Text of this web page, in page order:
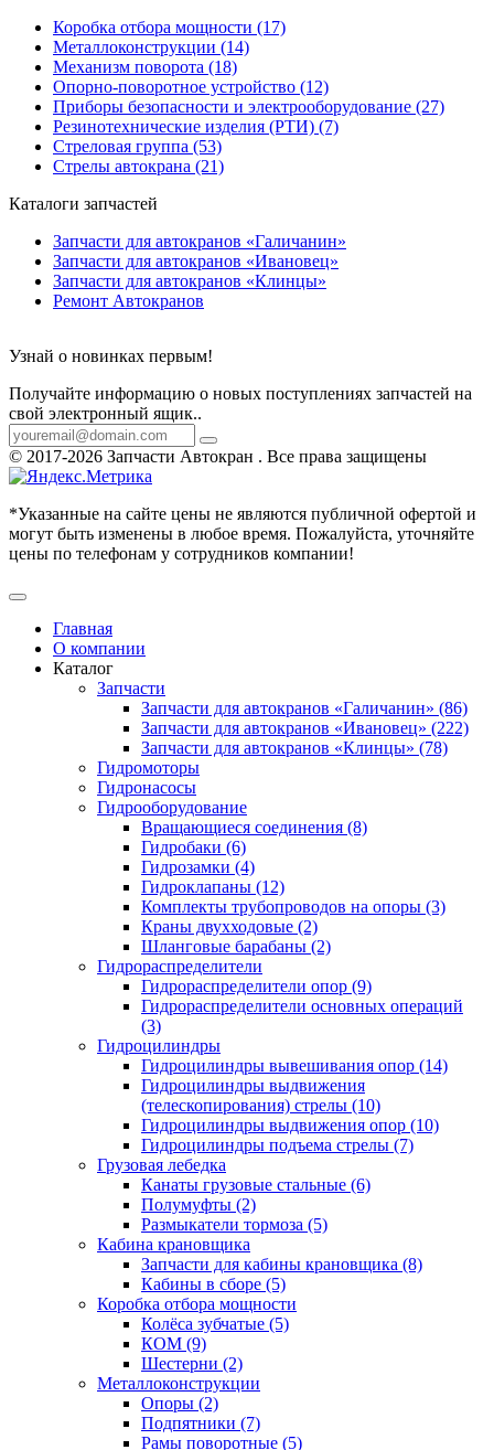
Коробка отбора мощности (17)
Металлоконструкции (14)
Механизм поворота (18)
Опорно-поворотное устройство (12)
Приборы безопасности и электрооборудование (27)
Резинотехнические изделия (РТИ) (7)
Стреловая группа (53)
Стрелы автокрана (21)
Каталоги запчастей
Запчасти для автокранов «Галичанин»
Запчасти для автокранов «Ивановец»
Запчасти для автокранов «Клинцы»
Ремонт Автокранов
Узнай о новинках первым!
Получайте информацию о новых поступлениях запчастей на
свой электронный ящик..
© 2017-2026 Запчасти Автокран . Все права защищены
*Указанные на сайте цены не являются публичной офертой и
могут быть изменены в любое время. Пожалуйста, уточняйте
цены по телефонам у сотрудников компании!
Главная
О компании
Каталог
Запчасти
Запчасти для автокранов «Галичанин» (86)
Запчасти для автокранов «Ивановец» (222)
Запчасти для автокранов «Клинцы» (78)
Гидромоторы
Гидронасосы
Гидрооборудование
Вращающиеся соединения (8)
Гидробаки (6)
Гидрозамки (4)
Гидроклапаны (12)
Комплекты трубопроводов на опоры (3)
Краны двухходовые (2)
Шланговые барабаны (2)
Гидрораспределители
Гидрораспределители опор (9)
Гидрораспределители основных операций
(3)
Гидроцилиндры
Гидроцилиндры вывешивания опор (14)
Гидроцилиндры выдвижения
(телескопирования) стрелы (10)
Гидроцилиндры выдвижения опор (10)
Гидроцилиндры подъема стрелы (7)
Грузовая лебедка
Канаты грузовые стальные (6)
Полумуфты (2)
Размыкатели тормоза (5)
Кабина крановщика
Запчасти для кабины крановщика (8)
Кабины в сборе (5)
Коробка отбора мощности
Колёса зубчатые (5)
КОМ (9)
Шестерни (2)
Металлоконструкции
Опоры (2)
Подпятники (7)
Рамы поворотные (5)